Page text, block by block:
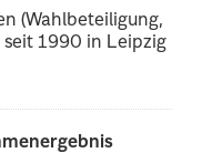
(Wahlbeteiligung,
1990 in Leipzig